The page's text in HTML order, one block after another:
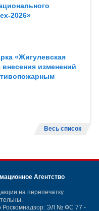
2026»
«Жигулевская
изменений
Весь список
Агентство
на перепечатку
Роскомнадзор: ЭЛ № ФС 77 -